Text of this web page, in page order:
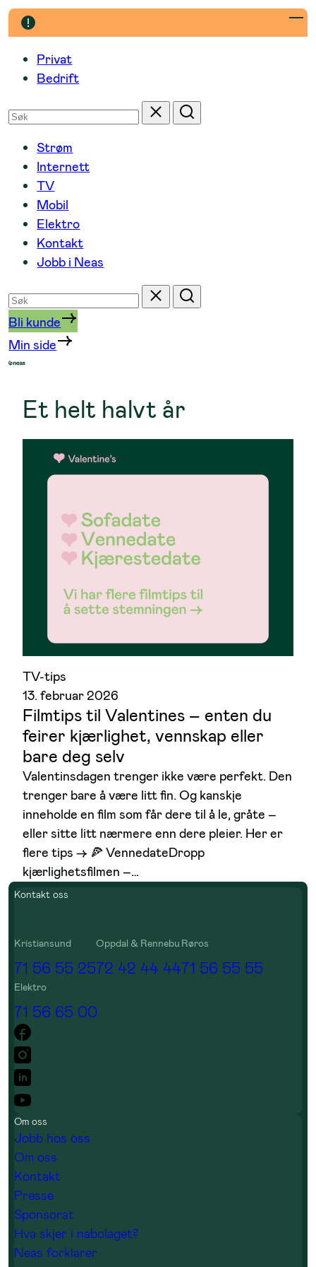
Hopp
til
innholdPrivat
Bedrift
Søk
etter
Tilbakestill
Søk
Strøm
Internett
TV
Mobil
Elektro
Kontakt
Jobb i Neas
Søk
etter
Tilbakestill
Søk
Bli kunde
Min side
Et helt halvt år
TV-tips
13. februar 2026
Filmtips til Valentines – enten du
feirer kjærlighet, vennskap eller
bare deg selv
Valentinsdagen trenger ikke være perfekt. Den
trenger bare å være litt fin. Og kanskje
inneholde en film som får dere til å le, gråte –
eller sitte litt nærmere enn dere pleier. Her er
flere tips –> 🍕 VennedateDropp
kjærlighetsfilmen –…
Kontakt oss
Kristiansund
71 56 55 25
Oppdal & Rennebu
72 42 44 44
Røros
71 56 55 55
Elektro
71 56 65 00
Om oss
Jobb hos oss
Om oss
Kontakt
Presse
Sponsorat
Hva skjer i nabolaget?
Neas forklarer